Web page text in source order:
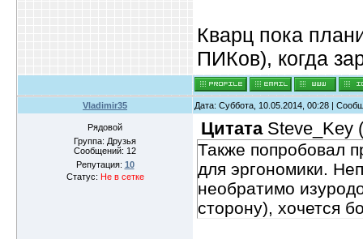
Кварц пока
ПИКов), когда
Vladimir35 Дата: Суббота, 10.05.2014, 00:28 |
Рядовой
Группа: Друзья
Сообщений: 12
Репутация: 10
Статус: Не в сетке
Цитата Steve_Key (
Также попробовал
для эргономики.
необратимо
сторону), хочется